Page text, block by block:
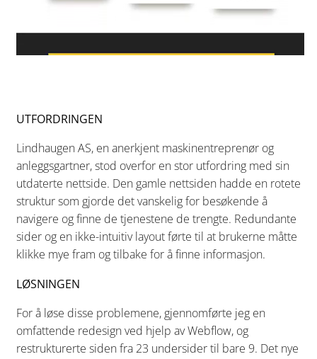
UTFORDRINGEN
Lindhaugen AS, en anerkjent maskinentreprenør og
anleggsgartner, stod overfor en stor utfordring med sin
utdaterte nettside. Den gamle nettsiden hadde en rotete
struktur som gjorde det vanskelig for besøkende å
navigere og finne de tjenestene de trengte. Redundante
sider og en ikke-intuitiv layout førte til at brukerne måtte
klikke mye fram og tilbake for å finne informasjon.
LØSNINGEN
For å løse disse problemene, gjennomførte jeg en
omfattende redesign ved hjelp av Webflow, og
restrukturerte siden fra 23 undersider til bare 9. Det nye